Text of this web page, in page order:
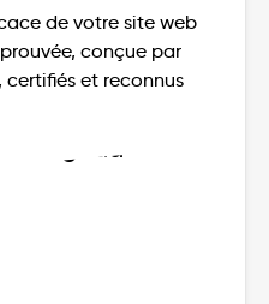
de votre site web
conçue par
certifiés et reconnus